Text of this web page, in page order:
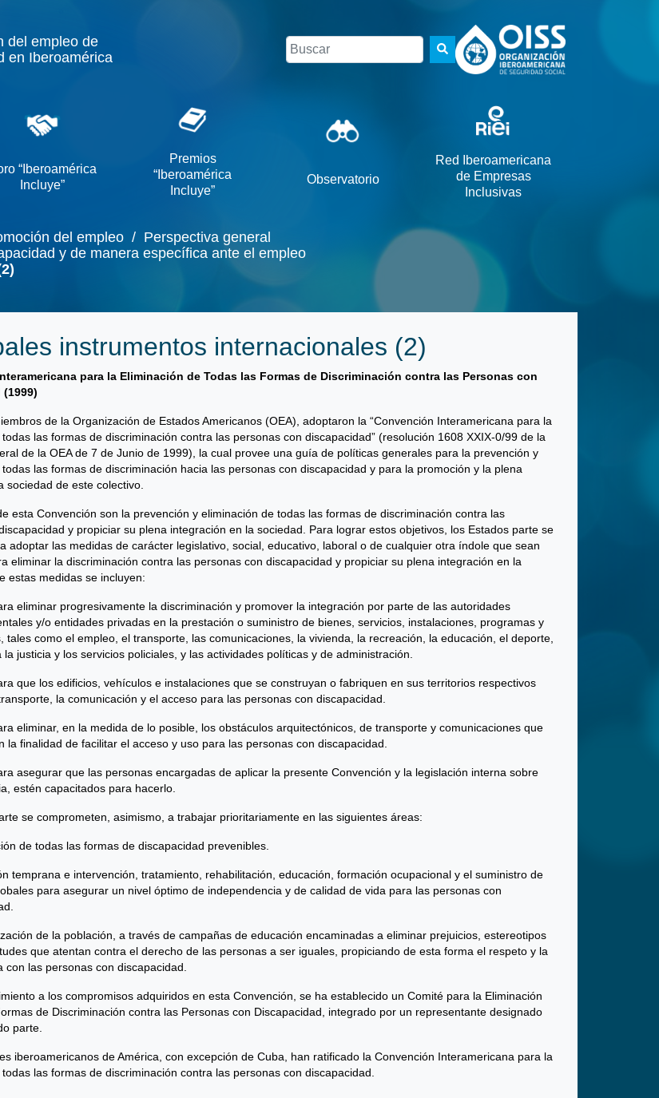
del empleo de
en Iberoamérica
Buscar
“Iberoamérica
Incluye”
Premios
“Iberoamérica
Incluye”
Observatorio
Red Iberoamericana
de Empresas
Inclusivas
del empleo / Perspectiva general
y de manera específica ante el empleo
instrumentos internacionales (2)
para la Eliminación de Todas las Formas de Discriminación contra las Personas con
de la Organización de Estados Americanos (OEA), adoptaron la “Convención Interamericana para la
las formas de discriminación contra las personas con discapacidad” (resolución 1608 XXIX-0/99 de la
de la OEA de 7 de Junio de 1999), la cual provee una guía de políticas generales para la prevención y
las formas de discriminación hacia las personas con discapacidad y para la promoción y la plena
sociedad de este colectivo.
esta Convención son la prevención y eliminación de todas las formas de discriminación contra las
y propiciar su plena integración en la sociedad. Para lograr estos objetivos, los Estados parte se
adoptar las medidas de carácter legislativo, social, educativo, laboral o de cualquier otra índole que sean
eliminar la discriminación contra las personas con discapacidad y propiciar su plena integración en la
estas medidas se incluyen:
eliminar progresivamente la discriminación y promover la integración por parte de las autoridades
y/o entidades privadas en la prestación o suministro de bienes, servicios, instalaciones, programas y
tales como el empleo, el transporte, las comunicaciones, la vivienda, la recreación, la educación, el deporte,
la justicia y los servicios policiales, y las actividades políticas y de administración.
que los edificios, vehículos e instalaciones que se construyan o fabriquen en sus territorios respectivos
la comunicación y el acceso para las personas con discapacidad.
eliminar, en la medida de lo posible, los obstáculos arquitectónicos, de transporte y comunicaciones que
la finalidad de facilitar el acceso y uso para las personas con discapacidad.
asegurar que las personas encargadas de aplicar la presente Convención y la legislación interna sobre
estén capacitados para hacerlo.
se comprometen, asimismo, a trabajar prioritariamente en las siguientes áreas:
de todas las formas de discapacidad prevenibles.
temprana e intervención, tratamiento, rehabilitación, educación, formación ocupacional y el suministro de
para asegurar un nivel óptimo de independencia y de calidad de vida para las personas con
de la población, a través de campañas de educación encaminadas a eliminar prejuicios, estereotipos
que atentan contra el derecho de las personas a ser iguales, propiciando de esta forma el respeto y la
con las personas con discapacidad.
a los compromisos adquiridos en esta Convención, se ha establecido un Comité para la Eliminación
de Discriminación contra las Personas con Discapacidad, integrado por un representante designado
parte.
iberoamericanos de América, con excepción de Cuba, han ratificado la Convención Interamericana para la
las formas de discriminación contra las personas con discapacidad.